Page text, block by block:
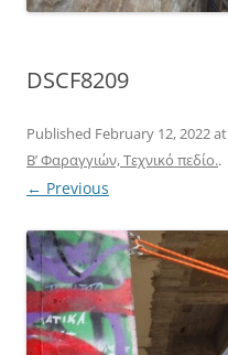
DSCF8209
Published February 12, 2022at
Β’ Φαραγγιών, Τεχνικό πεδίο..
← Previous